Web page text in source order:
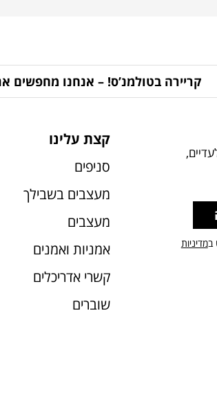
קריירה בטולמנ’ס! – אנחנו מחפשים
במדיניות
קצת עלינו
סניפים
מעצבים בשבילך
מעצבים
אמניות ואמנים
קשרי אדריכלים
שוברים